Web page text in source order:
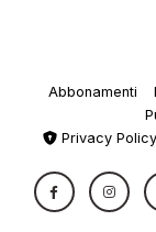
Abbonamenti
Privacy Policy